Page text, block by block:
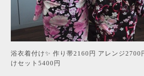
浴衣着付け✨ 作り帯2160円 アレンジ2700
けセット5400円